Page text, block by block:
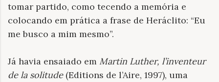
tomar partido, como tecendo a memória e
colocando em prática a frase de Heráclito: “Eu
me busco a mim mesmo”.
Já havia ensaiado em Martin Luther, l’inventeur
de la solitude(Editions de l’Aire, 1997), uma